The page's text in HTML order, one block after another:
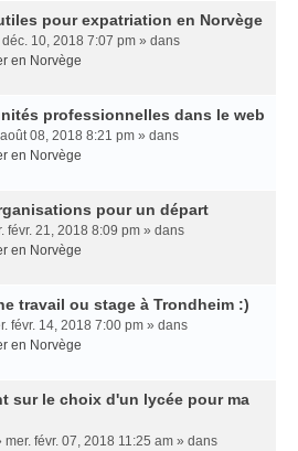
pour expatriation en Norvège
10, 2018 7:07 pm » dans
en Norvège
professionnelles dans le web
08, 2018 8:21 pm » dans
en Norvège
pour un départ
févr. 21, 2018 8:09 pm » dans
en Norvège
travail ou stage à Trondheim :)
févr. 14, 2018 7:00 pm » dans
en Norvège
sur le choix d'un lycée pour ma
mer. févr. 07, 2018 11:25 am » dans